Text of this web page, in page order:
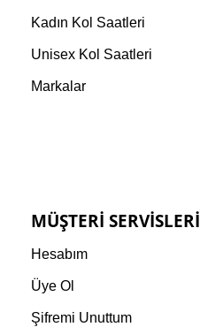
Kadın Kol Saatleri
Unisex Kol Saatleri
Markalar
MÜŞTERI SERVISLERI
Hesabım
Üye Ol
Şifremi Unuttum